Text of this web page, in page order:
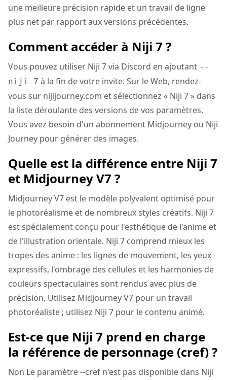
une meilleure précision rapide et un travail de ligne
plus net par rapport aux versions précédentes.
Comment accéder à Niji 7 ?
Vous pouvez utiliser Niji 7 via Discord en ajoutant --
niji 7 à la fin de votre invite. Sur le Web, rendez-
vous sur nijijourney.com et sélectionnez « Niji 7 » dans
la liste déroulante des versions de vos paramètres.
Vous avez besoin d'un abonnement Midjourney ou Niji
Journey pour générer des images.
Quelle est la différence entre Niji 7
et Midjourney V7 ?
Midjourney V7 est le modèle polyvalent optimisé pour
le photoréalisme et de nombreux styles créatifs. Niji 7
est spécialement conçu pour l'esthétique de l'anime et
de l'illustration orientale. Niji 7 comprend mieux les
tropes des anime : les lignes de mouvement, les yeux
expressifs, l'ombrage des cellules et les harmonies de
couleurs spectaculaires sont rendus avec plus de
précision. Utilisez Midjourney V7 pour un travail
photoréaliste ; utilisez Niji 7 pour le contenu animé.
Est-ce que Niji 7 prend en charge
la référence de personnage (cref) ?
Non Le paramètre --cref n'est pas disponible dans Niji